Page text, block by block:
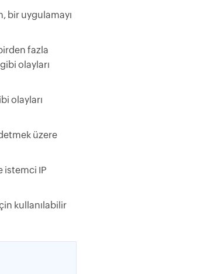
bir uygulamayı
fazla
olayları
olayları
üzere
istemci IP
kullanılabilir